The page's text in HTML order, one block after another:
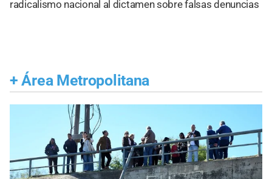
radicalismo nacional al dictamen sobre falsas denuncias
+ Área Metropolitana